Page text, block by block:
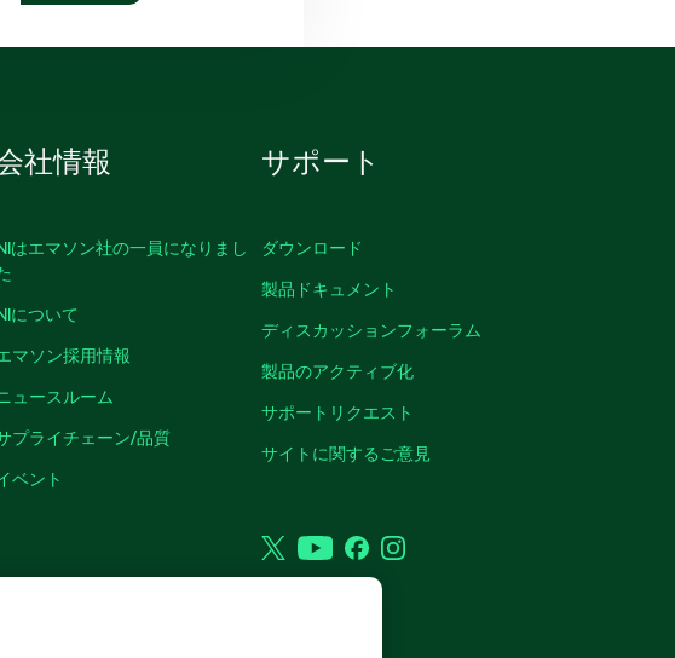
社情報
はエマソン社の一員になりまし
について
マソン採用情報
ュースルーム
プライチェーン/品質
ベント
サポート
ダウンロード
製品ドキュメント
ディスカッションフォーラム
製品のアクティブ化
サポートリクエスト
サイトに関するご意見
TwitterYouTubeFacebookInstagram
RIGHTS RESERVED.